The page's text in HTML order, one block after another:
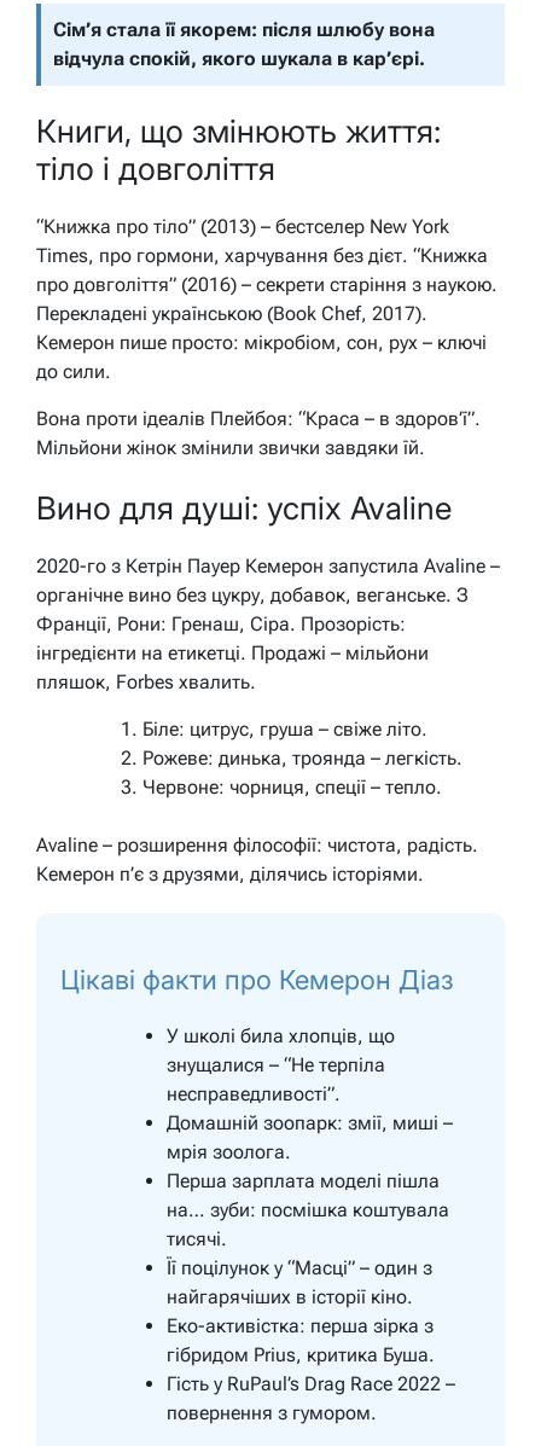
Сім’я стала її якорем: після шлюбу вона
відчула спокій, якого шукала в кар’єрі.
Книги, що змінюють життя:
тіло і довголіття
“Книжка про тіло” (2013) – бестселер New York
Times, про гормони, харчування без дієт. “Книжка
про довголіття” (2016) – секрети старіння з наукою.
Перекладені українською (Book Chef, 2017).
Кемерон пише просто: мікробіом, сон, рух – ключі
до сили.
Вона проти ідеалів Плейбоя: “Краса – в здоров’ї”.
Мільйони жінок змінили звички завдяки їй.
Вино для душі: успіх Avaline
2020-го з Кетрін Пауер Кемерон запустила Avaline –
органічне вино без цукру, добавок, веганське. З
Франції, Рони: Гренаш, Сіра. Прозорість:
інгредієнти на етикетці. Продажі – мільйони
пляшок, Forbes хвалить.
Біле: цитрус, груша – свіже літо.
Рожеве: динька, троянда – легкість.
Червоне: чорниця, спеції – тепло.
Avaline – розширення філософії: чистота, радість.
Кемерон п’є з друзями, ділячись історіями.
Цікаві факти про Кемерон Діаз
У школі била хлопців, що
знущалися – “Не терпіла
несправедливості”.
Домашній зоопарк: змії, миші –
мрія зоолога.
Перша зарплата моделі пішла
на… зуби: посмішка коштувала
тисячі.
Її поцілунок у “Масці” – один з
найгарячіших в історії кіно.
Еко-активістка: перша зірка з
гібридом Prius, критика Буша.
Гість у RuPaul’s Drag Race 2022 –
повернення з гумором.